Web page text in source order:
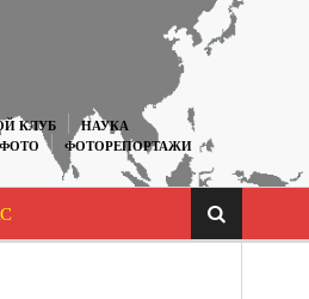
КЛУБ
НАУКА
ФОТОРЕПОРТАЖИ